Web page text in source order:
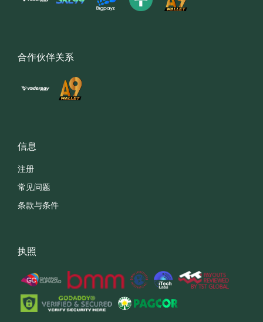
合作伙伴关系
信息
注册
常见问题
条款与条件
执照